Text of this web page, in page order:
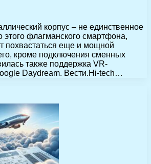
корпус – не единственное
этого флагманского смартфона,
похвастаться еще и мощной
кроме подключения сменных
также поддержка VR-
Daydream. Вести.Hi-tech…